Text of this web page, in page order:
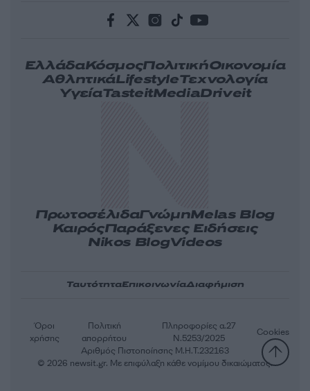
ΕλλάδαΚόσμοςΠολιτικήΟικονομία
ΑθλητικάLifestyleΤεχνολογία
ΥγείαTasteitMediaDriveit
ΠρωτοσέλιδαΓνώμηMelas Blog
ΚαιρόςΠαράξενες Ειδήσεις
Nikos BlogVideos
ΤαυτότηταΕπικοινωνίαΔιαφήμιση
Αριθμός Πιστοποίησης Μ.Η.Τ.232163
Όροι
χρήσης
Πολιτική
απορρήτου
Πληροφορίες α.27
Ν.5253/2025
Cookies
© 2026 newsit.gr. Με επιφύλαξη κάθε νομίμου δικαιώματος.